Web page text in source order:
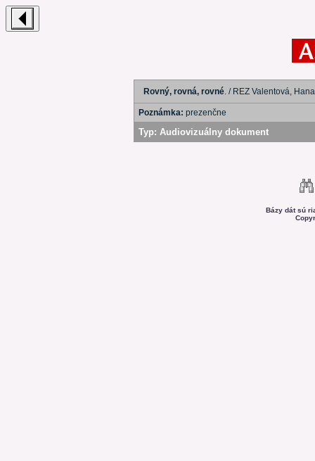
Rovný, rovná, rovné. / REZ Valentová,
Poznámka: prezenčne
Typ: Audiovizuálny dokument
Bázy dát sú